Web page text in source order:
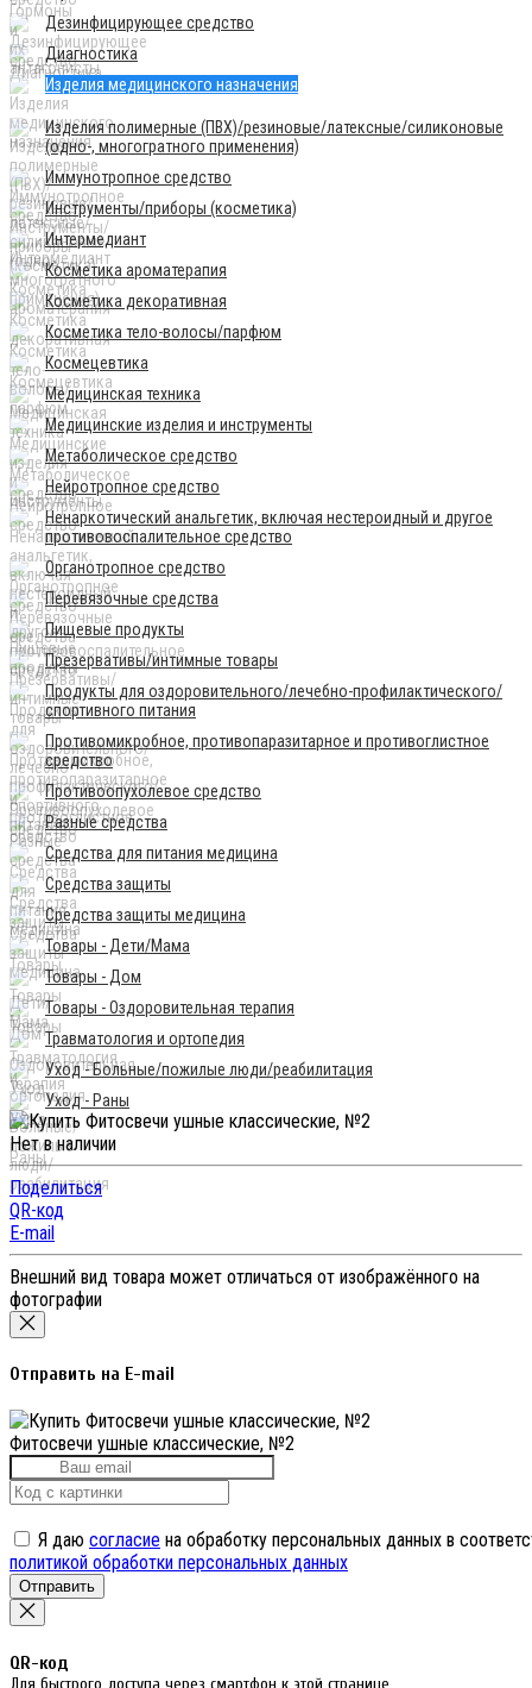
Дезинфицирующее средство
Диагностика
Изделия медицинского назначения
Изделия полимерные (ПВХ)/резиновые/латексные/силиконовые
(одно-, многогратного применения)
Иммунотропное средство
Инструменты/приборы (косметика)
Интермедиант
Косметика ароматерапия
Косметика декоративная
Косметика тело-волосы/парфюм
Космецевтика
Медицинская техника
Медицинские изделия и инструменты
Метаболическое средство
Нейротропное средство
Ненаркотический анальгетик, включая нестероидный и другое
противовоспалительное средство
Органотропное средство
Перевязочные средства
Пищевые продукты
Презервативы/интимные товары
Продукты для оздоровительного/лечебно-профилактического/
спортивного питания
Противомикробное, противопаразитарное и противоглистное
средство
Противоопухолевое средство
Разные средства
Средства для питания медицина
Средства защиты
Средства защиты медицина
Товары - Дети/Мама
Товары - Дом
Товары - Оздоровительная терапия
Травматология и ортопедия
Уход - Больные/пожилые люди/реабилитация
Уход - Раны
Нет в наличии
Поделиться
QR-код
E-mail
Внешний вид товара может отличаться от изображённого на
фотографии
Отправить на E-mail
Фитосвечи ушные классические, №2
Я даю согласие на обработку персональных данных в
политикой обработки персональных данных
Отправить
QR-код
Для быстрого доступа через смартфон к этой странице